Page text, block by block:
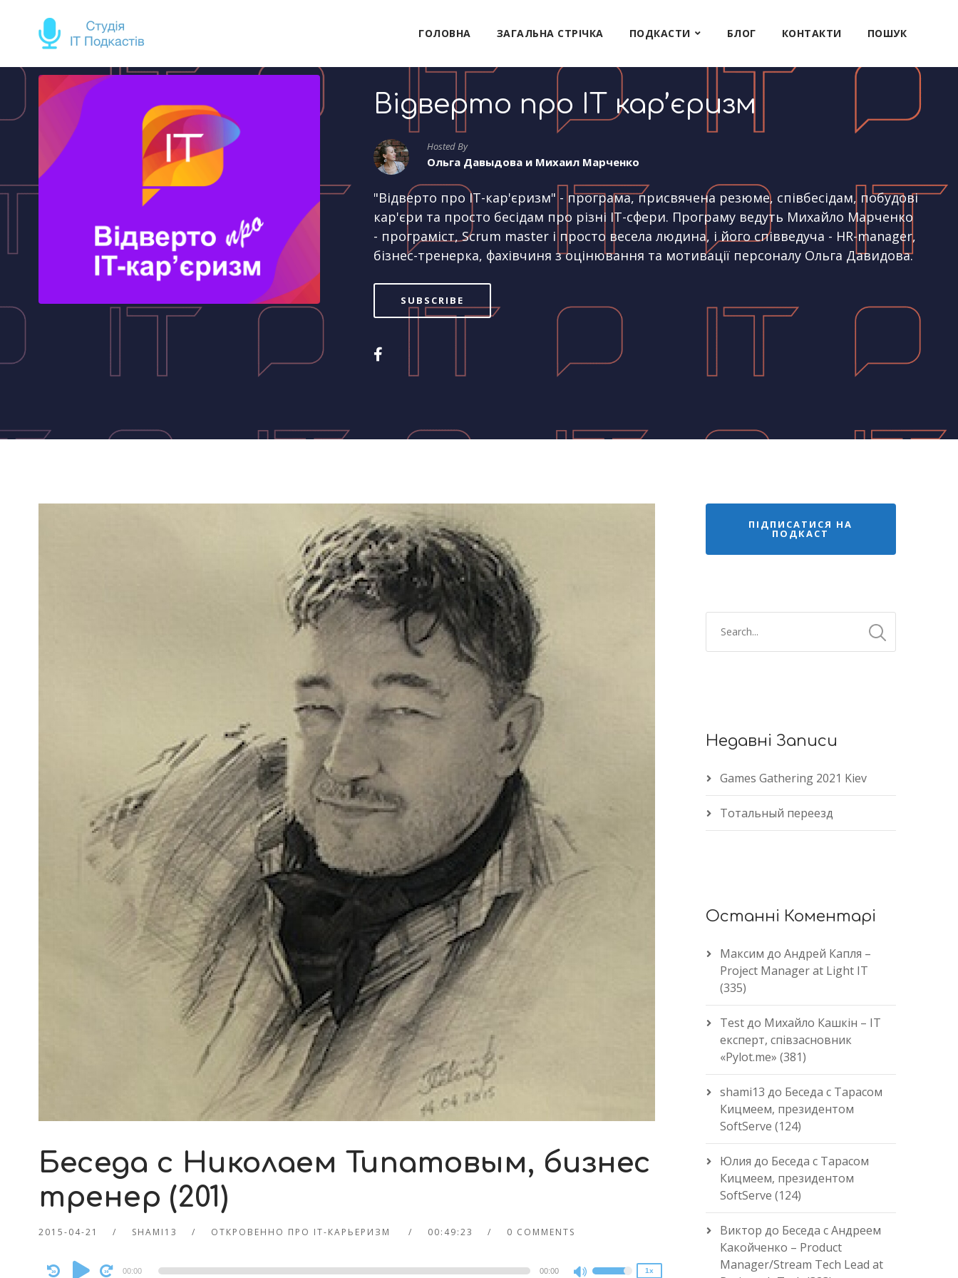
ГОЛОВНА ЗАГАЛЬНА СТРІЧКА ПОДКАСТИ БЛОГ КОНТАКТИ ПОШУК
Відверто про IT кар’єризм
Hosted By
Ольга Давыдова и Михаил Марченко
"Відверто про IT-кар'єризм" - програма, присвячена резюме, співбесідам, побудові
кар'єри та просто бесідам про різні IT-сфери. Програму ведуть Михайло Марченко
- програміст, Scrum master і просто весела людина, і його співведуча - HR-manager,
бізнес-тренерка, фахівчиня з оцінювання та мотивації персоналу Ольга Давидова.
SUBSCRIBE
Беседа с Николаем Типатовым, бизнес
тренер (201)
2015-04-21 SHAMI13 ОТКРОВЕННО ПРО IT-КАРЬЕРИЗМ 00:49:23 0 COMMENTS
Audio
00:00 00:00
Use
1x
ПІДПИСАТИСЯ НА
ПОДКАСТ
Недавні Записи
Games Gathering 2021 Kiev
Тотальный переезд
Останні Коментарі
Максим до Андрей Капля –
Project Manager at Light IT
(335)
Testдо Михайло Кашкін – IT
експерт, співзасновник
«Pylot.me» (381)
shami13 до Беседа с Тарасом
Кицмеем, президентом
SoftServe (124)
Юлия до Беседа с Тарасом
Кицмеем, президентом
SoftServe (124)
Виктор до Беседа с Андреем
Какойченко – Product
Manager/Stream Tech Lead at